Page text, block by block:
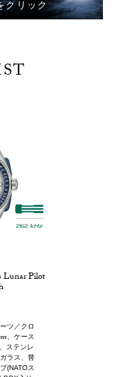
Lunar Pilot
ツ／クロ
、ケース
ステンレ
ラス、替
(NATOス